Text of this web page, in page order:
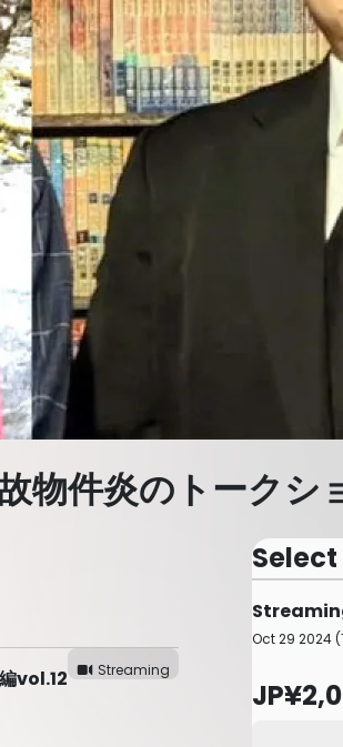
物件炎のトークシ
vol.12
Streaming
Oct 29 2024